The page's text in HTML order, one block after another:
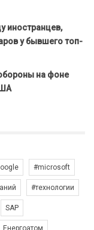
иностранцев,
у бывшего топ-
на фоне
#microsoft
#технологии
SAP
Енергоатом